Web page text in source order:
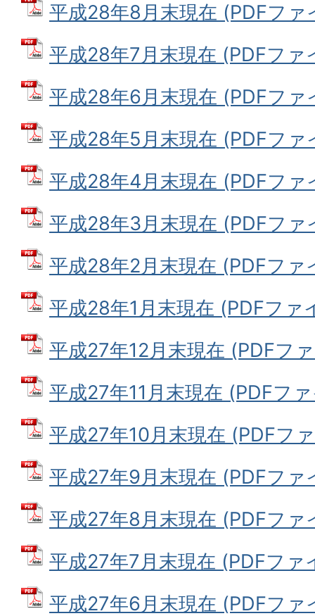
平成28年8月末現在 (PDFフ
平成28年7月末現在 (PDFファ
平成28年6月末現在 (PDFフ
平成28年5月末現在 (PDFフ
平成28年4月末現在 (PDFフ
平成28年3月末現在 (PDFフ
平成28年2月末現在 (PDFファ
平成28年1月末現在 (PDFファ
平成27年12月末現在 (PDFフ
平成27年11月末現在 (PDFフ
平成27年10月末現在 (PDFフ
平成27年9月末現在 (PDFファ
平成27年8月末現在 (PDFファ
平成27年7月末現在 (PDFファ
平成27年6月末現在 (PDFファ